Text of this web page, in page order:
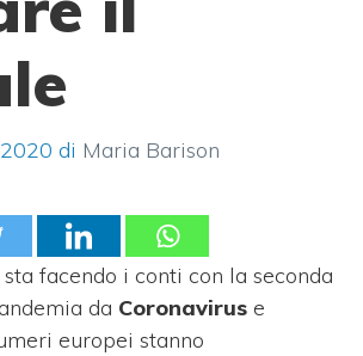
di Maria Barison
facendo i conti con la seconda
da Coronavirus e
europei stanno